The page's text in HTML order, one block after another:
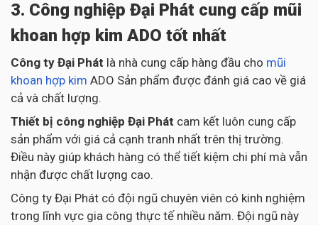
3. Công nghiệp Đại Phát cung cấp mũi
khoan hợp kim ADO tốt nhất
Công ty Đại Phát là nhà cung cấp hàng đầu cho mũi
khoan hợp kim ADO Sản phẩm được đánh giá cao về giá
cả và chất lượng.
Thiết bị công nghiệp Đại Phát cam kết luôn cung cấp
sản phẩm với giá cả cạnh tranh nhất trên thị trường.
Điều này giúp khách hàng có thể tiết kiệm chi phí mà vẫn
nhận được chất lượng cao.
Công ty Đại Phát có đội ngũ chuyên viên có kinh nghiệm
trong lĩnh vực gia công thực tế nhiều năm. Đội ngũ này